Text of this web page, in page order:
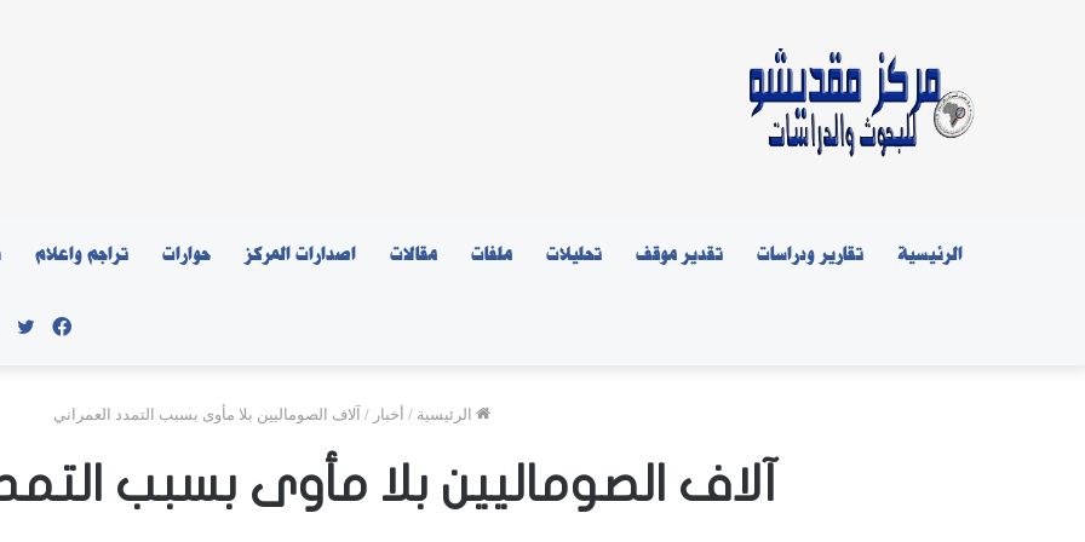
الرئيسية تقارير ودراسات تقدير موقف تحليلات ملفات مقالات اصدارات المركز حوارات تراجم واعلام
الرئيسية / أخبار / آلاف الصوماليين بلا مأوى بسبب التمدد العمراني
آلاف الصوماليين بلا مأوى بسبب